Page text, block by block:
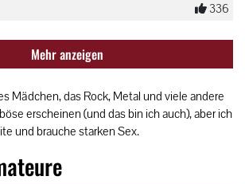
336
Mehr anzeigen
Mädchen, das Rock, Metal und viele andere
erscheinen (und das bin ich auch), aber ich
und brauche starken Sex.